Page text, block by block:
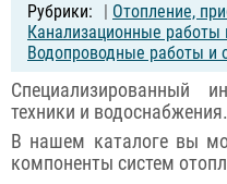
| Отопление,
Канализационные работы
Водопроводные работы и
Cпециализированный
техники и водоснабжения.
В нашем каталоге вы
компоненты систем